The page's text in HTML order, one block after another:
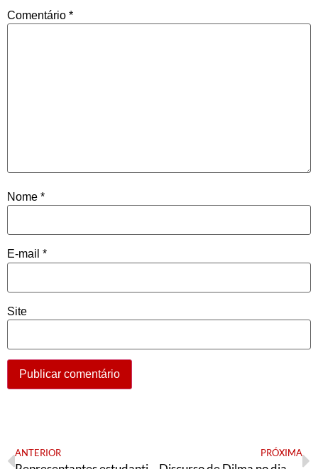
Comentário *
Nome *
E-mail *
Site
ANTERIOR PRÓXIMA